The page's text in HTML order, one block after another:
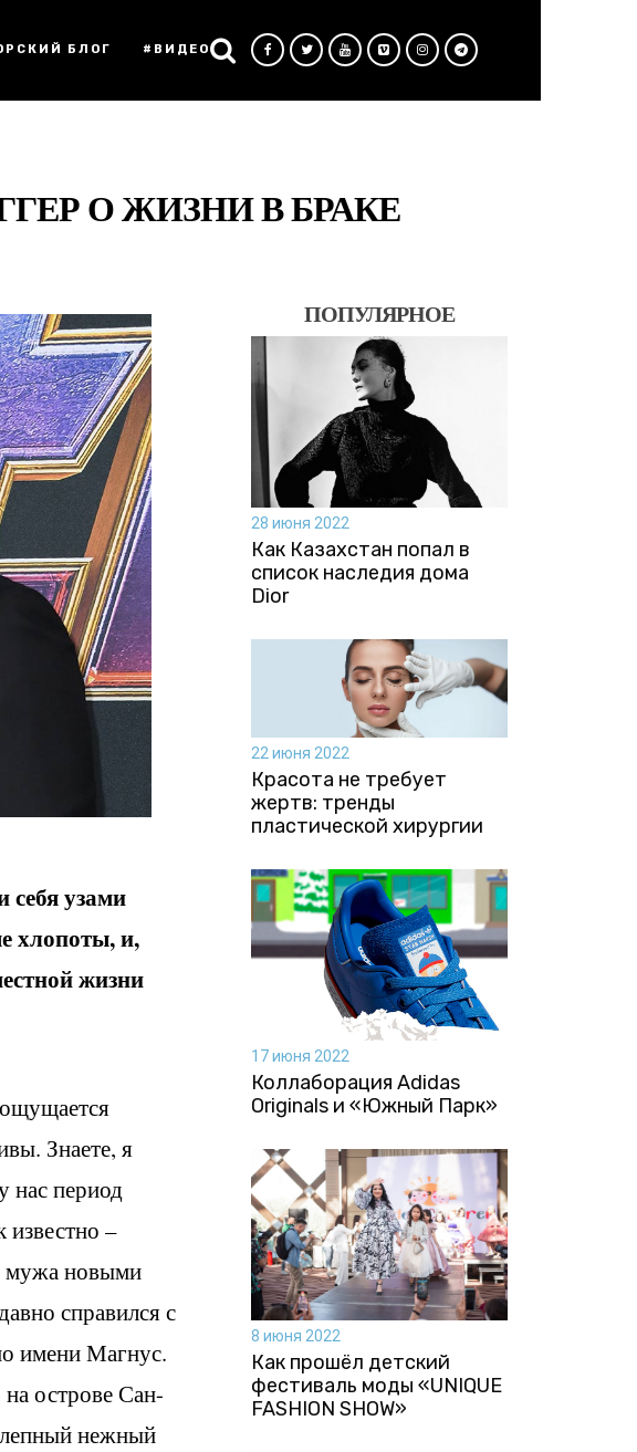
БЛОГ #ВИДЕО
О ЖИЗНИ В БРАКЕ
узами
хлопоты, и,
жизни
Знаете, я
нас период
известно –
мужа новыми
справился с
имени Магнус.
острове Сан-
нежный
ПОПУЛЯРНОЕ
28 июня 2022
Как Казахстан попал в
список наследия дома
Dior
22 июня 2022
Красота не требует
жертв: тренды
пластической хирургии
17 июня 2022
Коллаборация Аdidas
Originals и «Южный Парк»
8 июня 2022
Как прошёл детский
фестиваль моды «UNIQUE
FASHION SHOW»